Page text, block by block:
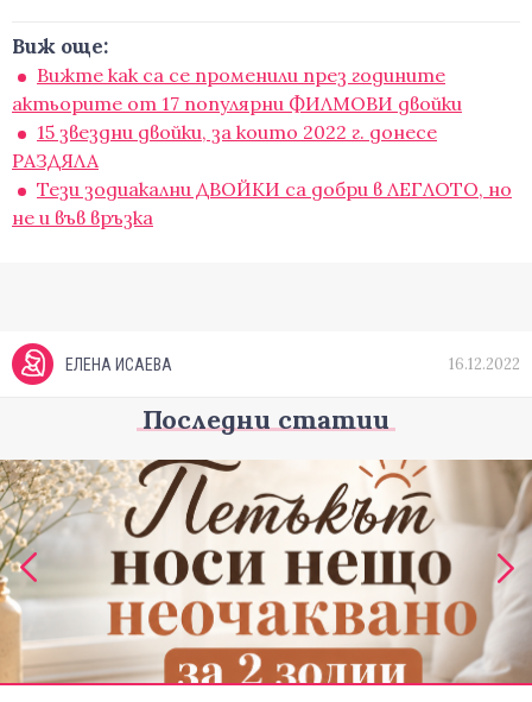
Виж още:
Вижте как са се променили през годините
актьорите от 17 популярни ФИЛМОВИ двойки
15 звездни двойки, за които 2022 г. донесе
РАЗДЯЛА
Тези зодиакални ДВОЙКИ са добри в ЛЕГЛОТО, но
не и във връзка
ЕЛЕНА ИСАЕВА 16.12.2022
Последни статии